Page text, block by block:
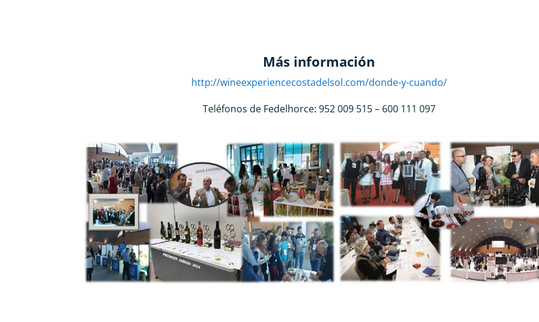
Más información
http://wineexperiencecostadelsol.com/donde-y-cuando/
Teléfonos de Fedelhorce: 952 009 515 – 600 111 097